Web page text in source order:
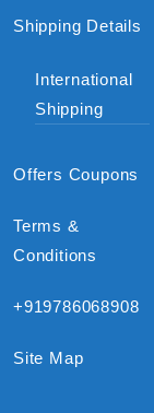
Shipping Details
International
Shipping
Offers Coupons
Terms &
Conditions
+919786068908
Site Map